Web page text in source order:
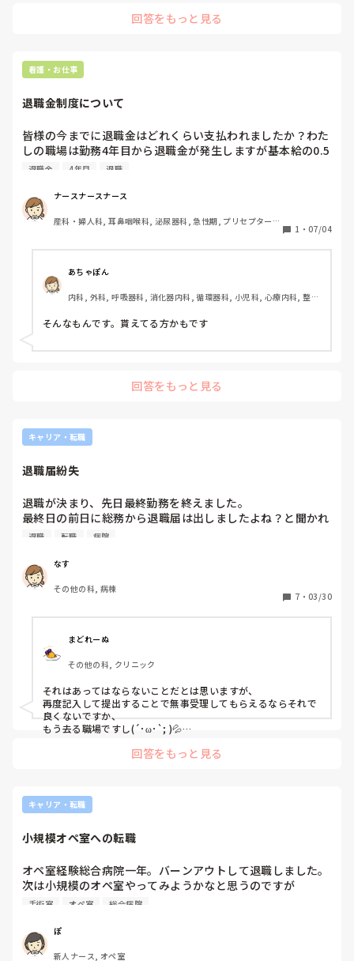
回答をもっと見る
看護・お仕事
退職金制度について
皆様の今までに退職金はどれくらい支払われましたか？わた
しの職場は勤務4年目から退職金が発生しますが基本給の0.5
の額＋加入基金から20万というほどでした。高いのか低いの
退職金 4年目 退職
ナースナースナース
産科・婦人科, 耳鼻咽喉科, 泌尿器科, 急性期, プリセプター,
1 ・ 07/04
あちゃぽん
内科, 外科, 呼吸器科, 消化器内科, 循環器科, 小児科, 心療内科, 整形
合診療科, 救急科, 超急性期, ICU, CCU, HCU, その他の科, ママナー
ス, 外来, 神経内科, 脳神経外科, NICU, 消化器外科, 一般病院, 慢性
そんなもんです。貰えてる方かもです
回答をもっと見る
キャリア・転職
退職届紛失
退職が決まり、先日最終勤務を終えました。
最終日の前日に総務から退職届は出しましたよね？と聞かれ
ました。1か月前に提出済みで、そう伝えたところ分かりま
しかし、いざ出勤すると退職届を紛失したと言われました。
指定用紙を渡されて、再度記入をお願いされました。こんな
退職 転職 病院
なす
その他の科, 病棟
7 ・ 03/30
まどれーぬ
その他の科, クリニック
それはあってはならないことだとは思いますが、
再度記入して提出することで無事受理してもらえるならそれで
良くないですか、
もう去る職場ですし(´･ω･`; )💦
ら話は別ですけども。
立つ鳥跡を濁さず的振る舞いをして去るのが一番ではないでし
ょうか😌
回答をもっと見る
キャリア・転職
小規模オペ室への転職
オペ室経験総合病院一年。バーンアウトして退職しました。
次は小規模のオペ室やってみようかなと思うのですが
似たような経歴の方でギャップとか、教育体制とか
手術室 オペ室 総合病院
ぽ
新人ナース, オペ室